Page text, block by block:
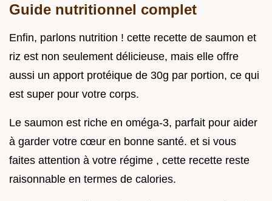
Guide nutritionnel complet
Enfin, parlons nutrition ! cette recette de saumon et
riz est non seulement délicieuse, mais elle offre
aussi un apport protéique de 30g par portion, ce qui
est super pour votre corps.
Le saumon est riche en oméga-3, parfait pour aider
à garder votre cœur en bonne santé. et si vous
faites attention à votre régime , cette recette reste
raisonnable en termes de calories.